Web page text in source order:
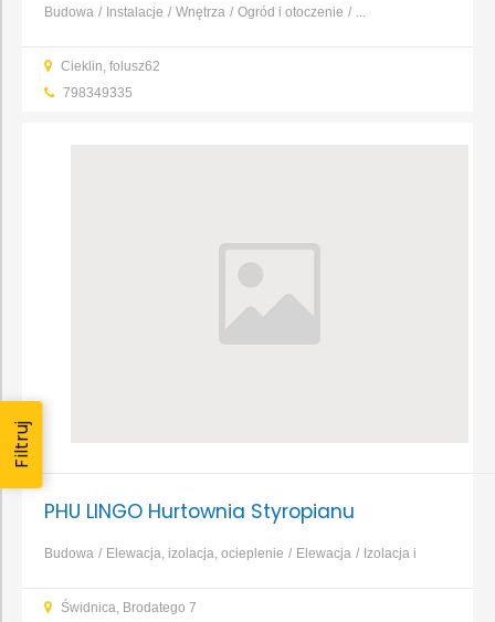
Filtruj
Budowa Instalacje Wnętrza Ogród i otoczenie ...
Cieklin, folusz62
798349335
PHU LINGO Hurtownia Styropianu
Budowa Elewacja, izolacja, ocieplenie Elewacja
Izolacja i
elewacyjne
Hydroizolacje
Świdnica, Brodatego 7